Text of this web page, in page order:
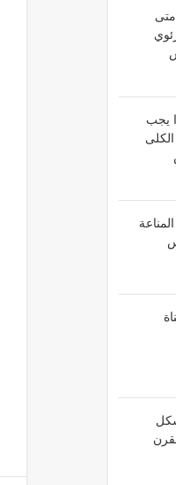
يجب